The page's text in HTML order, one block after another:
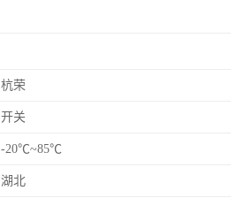
杭荣
开关
-20℃~85℃
湖北